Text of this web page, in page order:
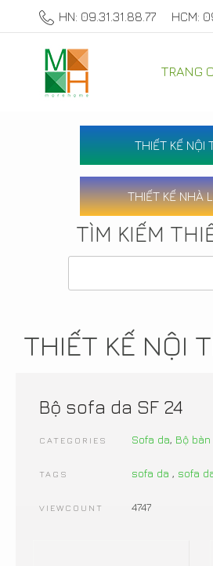
HN: 09.31.31.88.77 HCM:
TRANG
THIẾT KẾ NỘI
THIẾT KẾ NHÀ
TÌM KIẾM
THIẾT KẾ NỘI
Bộ sofa da SF 24
CATEGORIES Sofa da, Bộ
TAGS sofa da , sofa
VIEWCOUNT 4747